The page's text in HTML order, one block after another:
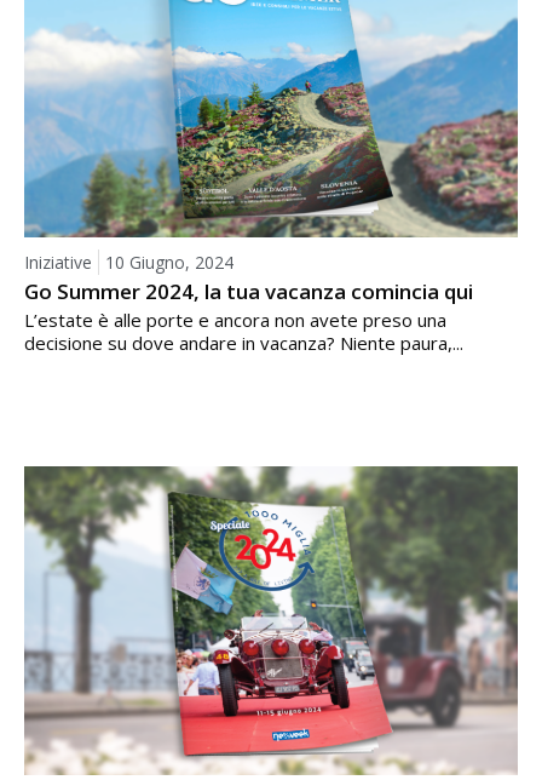
Iniziative 10 Giugno, 2024
Go Summer 2024, la tua vacanza comincia qui
L’estate è alle porte e ancora non avete preso una
decisione su dove andare in vacanza? Niente paura,...